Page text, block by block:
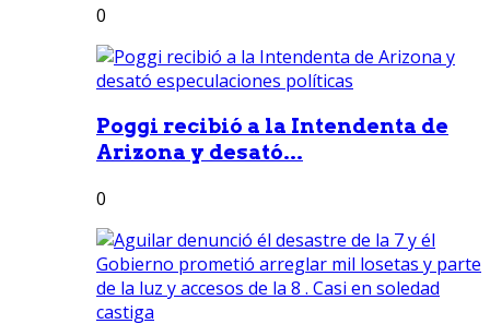
0
Poggi recibió a la Intendenta de
Arizona y desató...
0